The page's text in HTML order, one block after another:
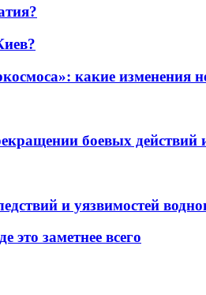
какие изменения
боевых действий
и уязвимостей
это заметнее всего